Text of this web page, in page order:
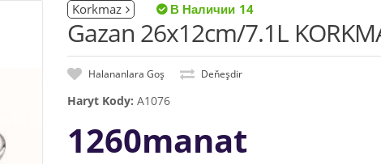
Korkmaz 14
Gazan 26x12cm/7.1L
Halananlara Goş Deňeşdir
Haryt Kody: A1076
1260manat